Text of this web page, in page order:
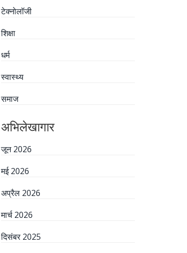
टेक्नोलॉजी
शिक्षा
धर्म
स्वास्थ्य
समाज
अभिलेखागार
जून 2026
मई 2026
अप्रैल 2026
मार्च 2026
दिसंबर 2025